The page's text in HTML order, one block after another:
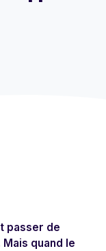
passer de
quand le